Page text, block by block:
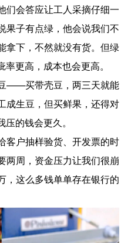
们会答应让工人采摘仔细一
果子有点绿，他会说我们不
拿下，不然就没有货。但绿
更高，成本也会更高。
——买带壳豆，两三天就能
成生豆，但买鲜果，还得对
的钱会更久。
客户抽样验货、开发票的时
两周，资金压力让我们很崩
，这么多钱单单存在银行的